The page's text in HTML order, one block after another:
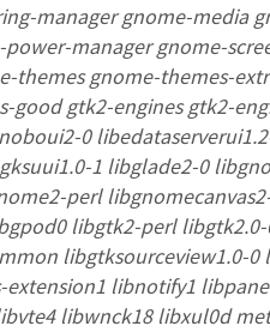
manager gnome-media
manager gnome-
themes gnome-themes-
good gtk2-engines gtk2-
0
1 libglade2-0
perl
libgtk2-perl
libgtksourceview1.0-0
libnotify1
libwnck18 libxul0d